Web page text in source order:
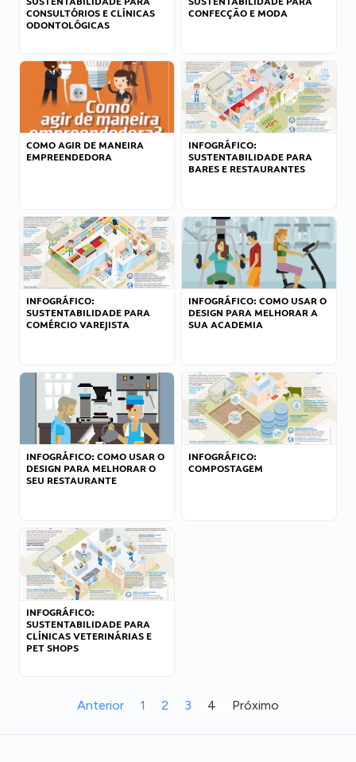
CONSULTÓRIOS E CLÍNICAS
ODONTOLÓGICAS
CONFECÇÃO E MODA
COMO AGIR DE MANEIRA
EMPREENDEDORA
INFOGRÁFICO:
SUSTENTABILIDADE PARA
BARES E RESTAURANTES
INFOGRÁFICO:
SUSTENTABILIDADE PARA
COMÉRCIO VAREJISTA
INFOGRÁFICO: COMO USAR O
DESIGN PARA MELHORAR A
SUA ACADEMIA
INFOGRÁFICO: COMO USAR O
DESIGN PARA MELHORAR O
SEU RESTAURANTE
INFOGRÁFICO:
COMPOSTAGEM
INFOGRÁFICO:
SUSTENTABILIDADE PARA
CLÍNICAS VETERINÁRIAS E
PET SHOPS
Anterior 1 2 3 4 Próximo